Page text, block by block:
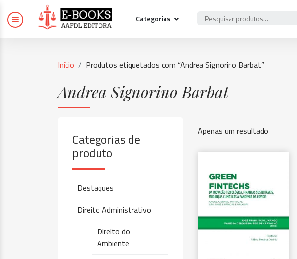
Categorias
Início Produtos etiquetados com “Andrea Signorino Barbat”
Andrea Signorino Barbat
Categorias de
produto
Destaques
Direito Administrativo
Direito do
Ambiente
Apenas um resultado